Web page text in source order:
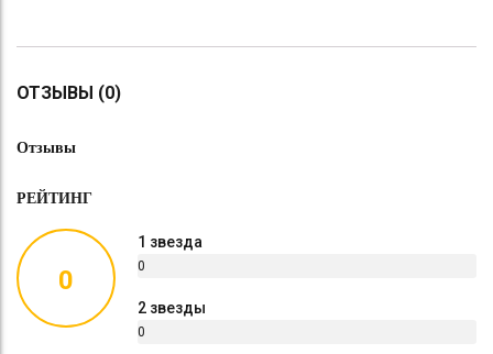
ОТЗЫВЫ (0)
Отзывы
РЕЙТИНГ
0
1 звезда
0
2 звезды
0